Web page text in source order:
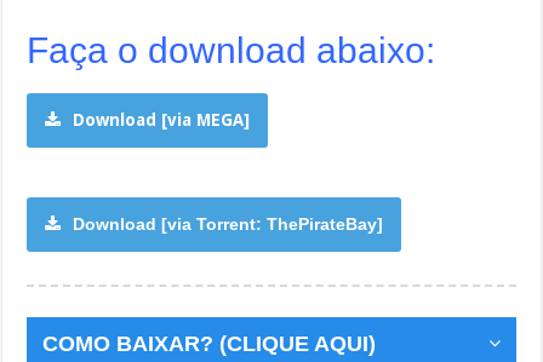
Faça o download abaixo:
Download [via MEGA]
Download [via Torrent: ThePirateBay]
COMO BAIXAR? (CLIQUE AQUI)